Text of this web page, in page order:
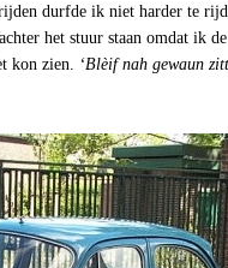
durfde ik niet harder te
het stuur staan omdat ik
kon zien.
‘Blèif nah gewaun